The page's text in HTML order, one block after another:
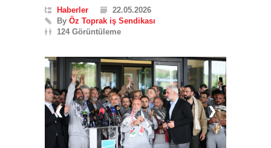
Haberler
22.05.2026
By Öz Toprak iş Sendikası
124 Görüntüleme
❮ ❯